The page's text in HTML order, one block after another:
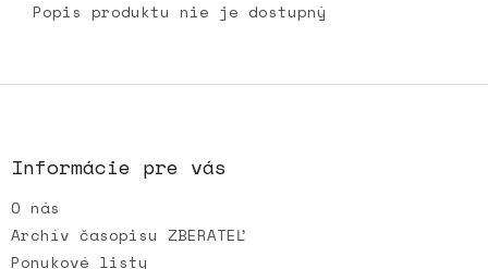
Popis produktu nie je dostupný
Z
i
e
Informácie pre vás
O nás
Archív časopisu ZBERATEĽ
Ponukové listy